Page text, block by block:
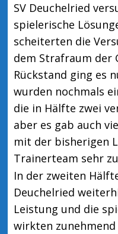
SV Deuchelried
spielerische
scheiterten die
dem Strafraum der
Rückstand ging es
wurden nochmals
die in Hälfte zwei
aber es gab auch
mit der bisherigen
Trainerteam sehr
In der zweiten
Deuchelried
Leistung und die
wirkten